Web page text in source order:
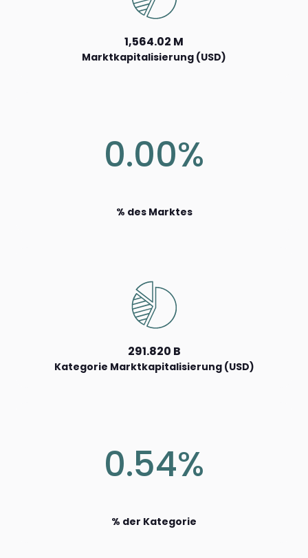
1,564.02 M
Marktkapitalisierung (USD)
0.00%
% des Marktes
291.820 B
Kategorie Marktkapitalisierung (USD)
0.54%
% der Kategorie